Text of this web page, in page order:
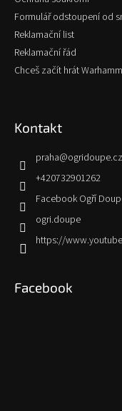
Formulář odstoupení od
Reklamační list
Reklamační řád
Chceš začít hrát
Kontakt
praha@ogridoupe.cz
+420732901262
Facebook Ogří
ogri.doupe
https://
Facebook